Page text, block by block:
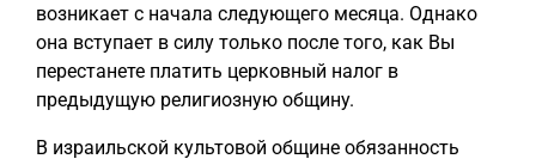
возникает с начала следующего месяца. Однако
она вступает в силу только после того, как Вы
перестанете платить церковный налог в
предыдущую религиозную общину.
В израильской культовой общине обязанность